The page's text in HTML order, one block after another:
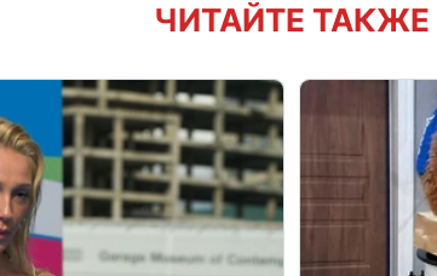
ЧИТАЙТЕ ТАКЖЕ